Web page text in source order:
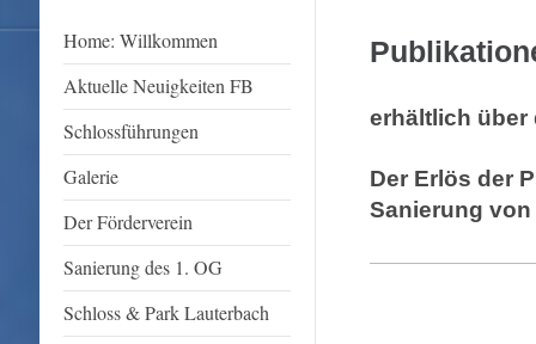
Home: Willkommen
Aktuelle Neuigkeiten FB
Schlossführungen
Galerie
Der Förderverein
Sanierung des 1. OG
Schloss & Park Lauterbach
erhältlich über
Der Erlös der
Sanierung